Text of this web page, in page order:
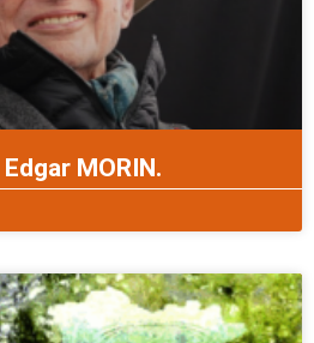
MORIN.